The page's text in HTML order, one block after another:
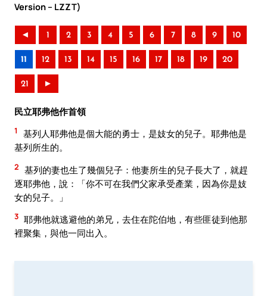
Version – LZZT)
◄ 1 2 3 4 5 6 7 8 9 10
11 12 13 14 15 16 17 18 19 20
21 ►
民立耶弗他作首領
1
基列人耶弗他是個大能的勇士，是妓女的兒子。耶弗他是
基列所生的。
2 基列的妻也生了幾個兒子：他妻所生的兒子長大了，就趕
逐耶弗他，說：「你不可在我們父家承受產業，因為你是妓
女的兒子。」
3 耶弗他就逃避他的弟兄，去住在陀伯地，有些匪徒到他那
裡聚集，與他一同出入。